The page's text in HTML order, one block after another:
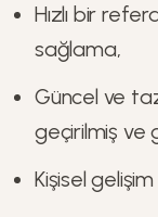
Hızlı bir
sağlama,
Güncel ve
geçirilmiş ve
Kişisel gelişim